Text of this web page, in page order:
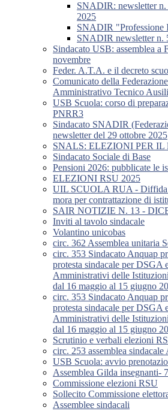
SNADIR: newsletter
2025
SNADIR "Professione
SNADIR newsletter n.
Sindacato USB: assemblea a
novembre
Feder. A.T.A. e il decreto
Comunicato della
Amministrativo Tecnico
USB Scuola: corso di
PNRR3
Sindacato SNADIR
newsletter del 29 ottobre 2025
SNALS: ELEZIONI PER IL
Sindacato Sociale di Base
Pensioni 2026: pubblicate le
ELEZIONI RSU 2025
UIL SCUOLA RUA - Diffida
mora per contrattazione di
SAIR NOTIZIE N. 13 -
Inviti al tavolo sindacale
Volantino unicobas
circ. 362 Assemblea unitaria
circ. 353 Sindacato Anquap
protesta sindacale per DSGA
Amministrativi delle
dal 16 maggio al 15 giugno
circ. 353 Sindacato Anquap
protesta sindacale per DSGA
Amministrativi delle
dal 16 maggio al 15 giugno
Scrutinio e verbali elezioni
circ. 253 assemblea
USB Scuola: avvio
Assemblea Gilda insegnanti-
Commissione elezioni RSU
Sollecito Commissione
Assemblee sindacali